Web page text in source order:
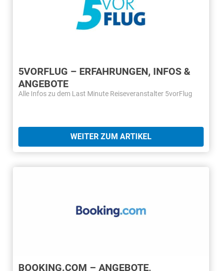
5VORFLUG – ERFAHRUNGEN, INFOS &
ANGEBOTE
Alle Infos zu dem Last Minute Reiseveranstalter 5vorFlug
WEITER ZUM ARTIKEL
BOOKING.COM – ANGEBOTE,